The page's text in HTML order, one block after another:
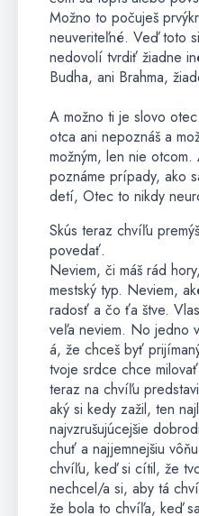
Možno to počuješ
neuveriteľné. Veď toto
nedovolí tvrdiť žiadne
Budha, ani Brahma,
A možno ti je slovo
otca ani nepoznáš a
možným, len nie
poznáme prípady, ako
detí, Otec to nikdy
Skús teraz chvíľu
povedať.
Neviem, či máš rád
mestský typ. Neviem,
radosť a čo ťa štve.
veľa neviem. No jedno
á, že chceš byť
tvoje srdce chce
teraz na chvíľu
aký si kedy zažil, ten
najvzrušujúcejšie
chuť a najjemnejšiu
chvíľu, keď si cítil, že
nechcel/a si, aby tá
že bola to chvíľa, keď